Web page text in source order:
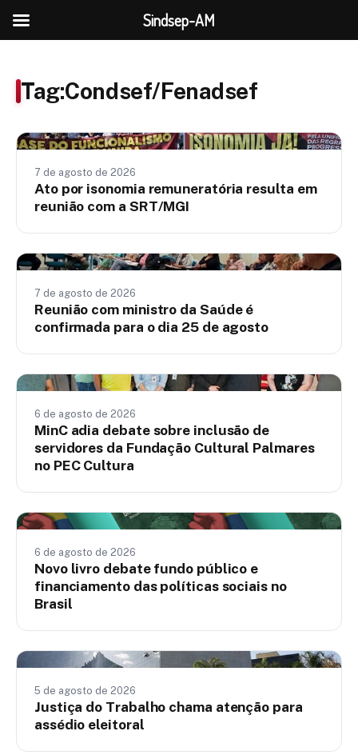
Tag:Condsef/Fenadsef
Nacionais
7 de agosto de 2026
Ato por isonomia remuneratória resulta em
reunião com a SRT/MGI
Nacionais
7 de agosto de 2026
Reunião com ministro da Saúde é
confirmada para o dia 25 de agosto
Nacionais
6 de agosto de 2026
MinC adia debate sobre inclusão de
servidores da Fundação Cultural Palmares
no PEC Cultura
Nacionais
6 de agosto de 2026
Novo livro debate fundo público e
financiamento das políticas sociais no
Brasil
Nacionais
5 de agosto de 2026
Justiça do Trabalho chama atenção para
assédio eleitoral
Sindsep-AM